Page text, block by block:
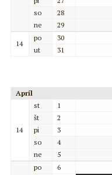
so
28
ne
29
14
po
30
ut
31
Apríl
14
st
1
št
2
pi
3
so
4
ne
5
po
6